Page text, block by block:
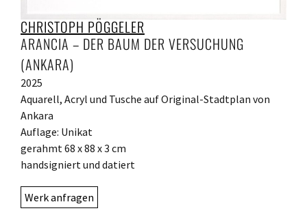
CHRISTOPH PÖGGELER
ARANCIA – DER BAUM DER VERSUCHUNG
(ANKARA)
2025
Aquarell, Acryl und Tusche auf Original-Stadtplan von
Ankara
Auflage: Unikat
gerahmt 68 x 88 x 3 cm
handsigniert und datiert
Werk anfragen